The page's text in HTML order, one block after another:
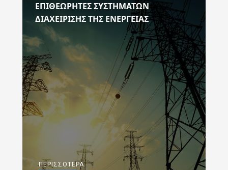
ΕΠΙΘΕΩΡΗΤΕΣ ΣΥΣΤΗΜΑΤΩΝ
ΔΙΑΧΕΙΡΙΣΗΣ ΤΗΣ ΕΝΕΡΓΕΙΑΣ
ΠΕΡΙΣΣΌΤΕΡΑ